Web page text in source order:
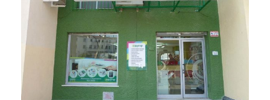
Necesarias